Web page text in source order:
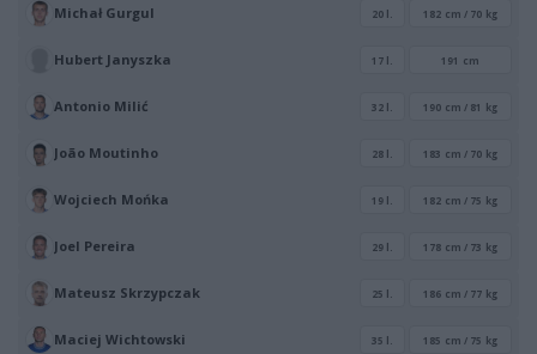
Michał Gurgul 20 l. 182 cm / 70 kg
Hubert Janyszka 17 l. 191 cm
Antonio Milić 32 l. 190 cm / 81 kg
João Moutinho 28 l. 183 cm / 70 kg
Wojciech Mońka 19 l. 182 cm / 75 kg
Joel Pereira 29 l. 178 cm / 73 kg
Mateusz Skrzypczak 25 l. 186 cm / 77 kg
Maciej Wichtowski 35 l. 185 cm / 75 kg